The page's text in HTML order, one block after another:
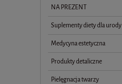
NA PREZENT
Suplementy diety dla urody
Medycyna estetyczna
Produkty detaliczne
Pielęgnacja twarzy